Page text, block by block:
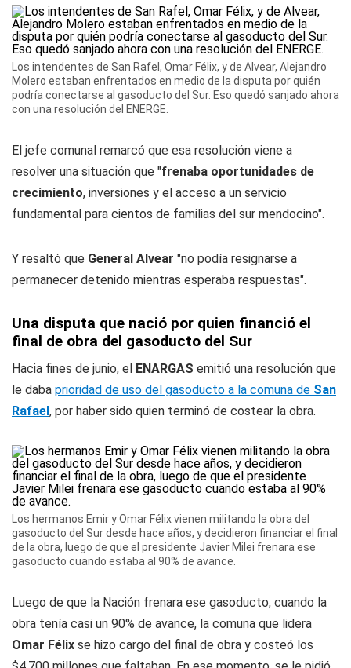
Los intendentes de San Rafel, Omar Félix, y de Alvear, Alejandro
Molero estaban enfrentados en medio de la disputa por quién
podría conectarse al gasoducto del Sur. Eso quedó sanjado ahora
con una resolución del ENERGE.
El jefe comunal remarcó que esa resolución viene a
resolver una situación que "frenaba oportunidades de
crecimiento, inversiones y el acceso a un servicio
fundamental para cientos de familias del sur mendocino".
Y resaltó que General Alvear "no podía resignarse a
permanecer detenido mientras esperaba respuestas".
Una disputa que nació por quien financió el
final de obra del gasoducto del Sur
Hacia fines de junio, el ENARGAS emitió una resolución que
le daba prioridad de uso del gasoducto a la comuna de San
Rafael, por haber sido quien terminó de costear la obra.
Los hermanos Emir y Omar Félix vienen militando la obra del
gasoducto del Sur desde hace años, y decidieron financiar el final
de la obra, luego de que el presidente Javier Milei frenara ese
gasoducto cuando estaba al 90% de avance.
Luego de que la Nación frenara ese gasoducto, cuando la
obra tenía casi un 90% de avance, la comuna que lidera
Omar Félix se hizo cargo del final de obra y costeó los